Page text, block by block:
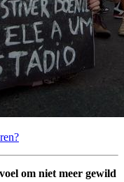
om niet meer gewild